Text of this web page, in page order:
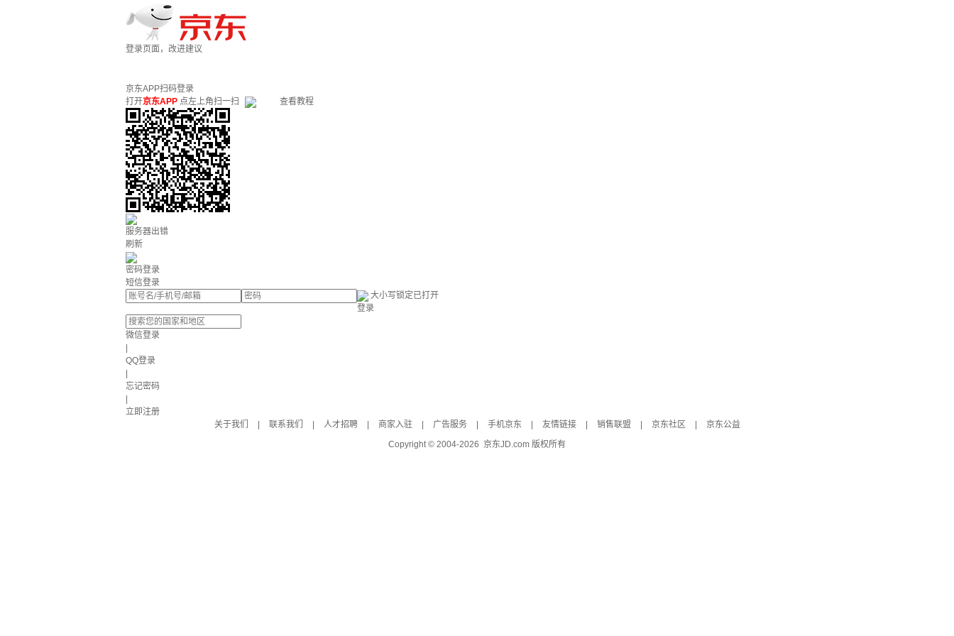
登录页面，改进建议
京东APP扫码登录
打开京东APP 点左上角扫一扫 查看教程
服务器出错
刷新
密码登录
短信登录
大小写锁定已打开
登录
微信登录
QQ登录
忘记密码
立即注册
关于我们
联系我们 人才招聘 商家入驻 广告服务 手机京东 友情链接 销售联盟 京东社区
京东公益
Copyright © 2004-2026 京东JD.com 版权所有